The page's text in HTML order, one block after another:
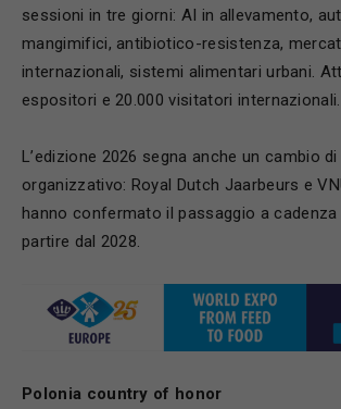
sessioni in tre giorni: AI in allevamento,
mangimifici, antibiotico-resistenza,
internazionali, sistemi alimentari urbani.
espositori e 20.000 visitatori internazionali.
L’edizione 2026 segna anche un cambio
organizzativo: Royal Dutch Jaarbeurs e
hanno confermato il passaggio a cadenza
partire dal 2028.
Polonia country of honor